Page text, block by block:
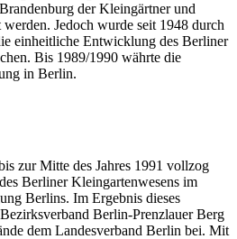
der Kleingärtner und
Jedoch wurde seit 1948 durch
einheitliche Entwicklung des Berliner
Bis 1989/1990 währte die
in Berlin.
zur Mitte des Jahres 1991 vollzog
Berliner Kleingartenwesens im
Berlins. Im Ergebnis dieses
Berlin-Prenzlauer Berg
dem Landesverband Berlin bei. Mit